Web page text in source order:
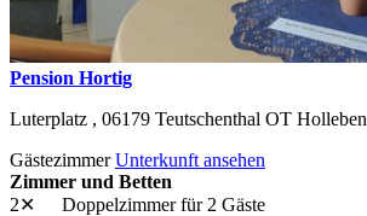
Pension Hortig
Luterplatz , 06179 Teutschenthal OT Holleben
GästezimmerUnterkunft ansehen
Zimmer und Betten
2✕
Doppelzimmerfür 2 Gäste